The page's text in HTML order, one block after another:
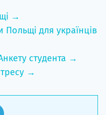
→
Польщі для українців
студента →
→